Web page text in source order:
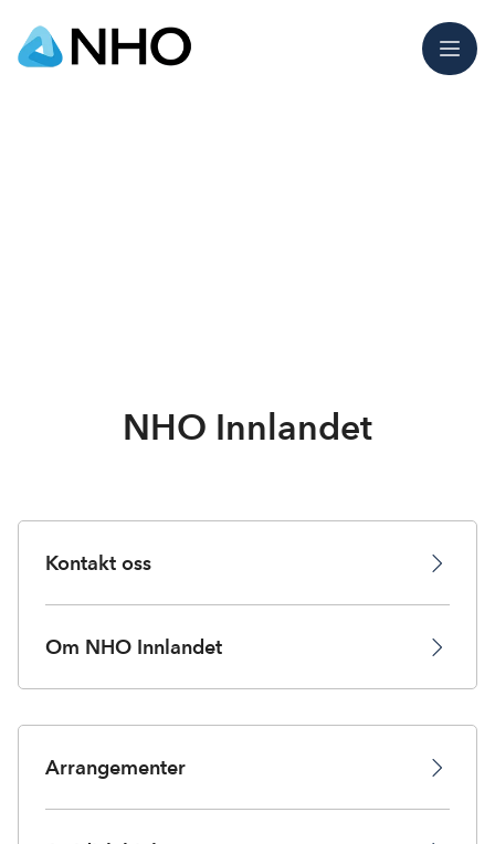
Meny
NHO Innlandet
Kontakt oss
Om NHO Innlandet
Arrangementer